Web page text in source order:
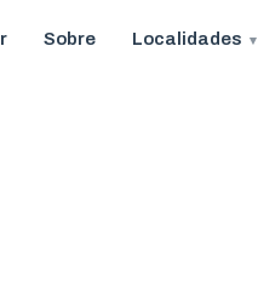
Sobre Localidades